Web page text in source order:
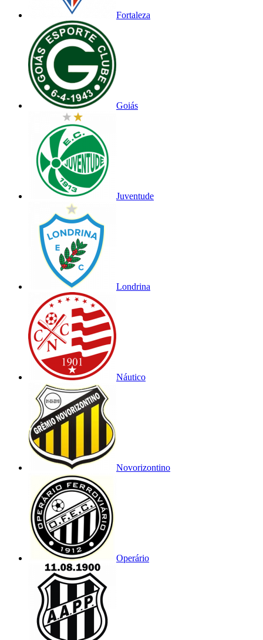
Fortaleza
Goiás
Juventude
Londrina
Náutico
Novorizontino
Operário